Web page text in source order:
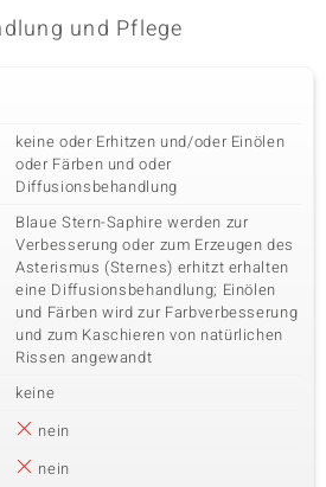
und Pflege
keine oder Erhitzen und/oder Einölen
oder Färben und oder
Diffusionsbehandlung
Blaue Stern-Saphire werden zur
Verbesserung oder zum Erzeugen des
Asterismus (Sternes) erhitzt erhalten
eine Diffusionsbehandlung; Einölen
und Färben wird zur Farbverbesserung
und zum Kaschieren von natürlichen
Rissen angewandt
keine
nein
nein